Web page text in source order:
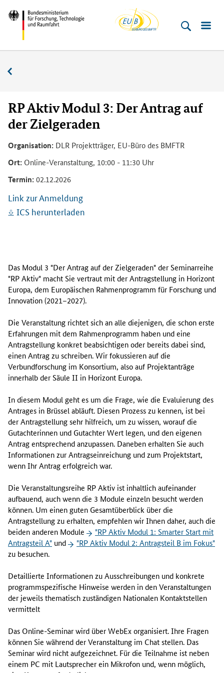
Direkt
zum
Inhalt
(Eingabetaste)
Direkt
zum
Hauptmenu
(Eingabetaste)
Direkt
zur
Suche
(Eingabetaste)
Direkt
zur
Seitenleiste
(Enter)
Direkt
zur
Fußleiste
(Enter)
Bundesministerium
Technologie
Raumfahrt
Buero
RP Aktiv Modul 3: Der Antrag auf
der Zielgeraden
Organisation: DLR Projektträger, EU-Büro des BMFTR
Ort: Online-Veranstaltung, 10:00 - 11:30 Uhr
Termin:02.12.2026
Link zur Anmeldung
ICS herunterladen
a
s
M
o
u
l
1
"
S
m
r
t
e
r
S
t
a
t
m
i
t
A
n
t
a
g
s
t
i
l
A
"
Das Modul 3 "Der Antrag auf der Zielgeraden" der Seminarreihe
"RP Aktiv" macht Sie vertraut mit der Antragstellung in Horizont
Europa, dem Europäischen Rahmenprogramm für Forschung und
Innovation (2021–2027).
Die Veranstaltung richtet sich an alle diejenigen, die schon erste
Erfahrungen mit dem Rahmenprogramm haben und eine
Antragstellung konkret beabsichtigen oder bereits dabei sind,
einen Antrag zu schreiben. Wir fokussieren auf die
Verbundforschung im Konsortium, also auf Projektanträge
innerhalb der Säule II in Horizont Europa.
In diesem Modul geht es um die Frage, wie die Evaluierung des
Antrages in Brüssel abläuft. Diesen Prozess zu kennen, ist bei
der Antragstellung sehr hilfreich, um zu wissen, worauf die
Gutachterinnen und Gutachter Wert legen, und den eigenen
Antrag entsprechend anzupassen. Daneben erhalten Sie auch
Informationen zur Antragseinreichung und zum Projektstart,
wenn Ihr Antrag erfolgreich war.
Die Veranstaltungsreihe RP Aktiv ist inhaltlich aufeinander
aufbauend, auch wenn die 3 Module einzeln besucht werden
können. Um einen guten Gesamtüberblick über die
Antragstellung zu erhalten, empfehlen wir Ihnen daher, auch die
beiden anderen Module
"RP Aktiv Modul 1: Smarter Start mit
Antragsteil A" und
"RP Aktiv Modul 2: Antragsteil B im Fokus"
zu besuchen.
Detaillierte Informationen zu Ausschreibungen und konkrete
programmspezifische Hinweise werden in den Veranstaltungen
der jeweils thematisch zuständigen Nationalen Kontaktstellen
vermittelt
Das Online-Seminar wird über WebEx organisiert. Ihre Fragen
können Sie während der Veranstaltung im Chat stellen. Das
Seminar wird nicht aufgezeichnet. Für die Teilnahme ist neben
einem PC mit Lautsprecher ein Mikrofon und, wenn möglich,